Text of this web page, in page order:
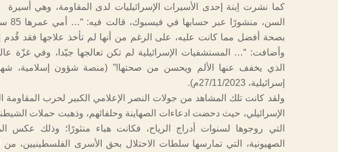
كما نشرت اِبنة إحدى الأسيرات الإسرائيليات لدى المقاومة، وهي
السن،
بصحة أفضل مما كانت عليه، على الرغم من أنها لم تأخذ علاجها فقد قُدم
وأضافت: “… المستشفيات الإسرائيلية لم تكن تعالجها جيّدا، وفي غزّة
الذي يخفف عنها الألم ويحسن من صحتها!” (منصة شؤون إسلامية،
إسرائيلية، 27/11/2023م).
ولقد كانت تلك المشاهد من جولات النصر الإعلامي الكبير لحرب المقاومة
الإسرائيلي، حيث دحضت ادعاءات الصهاينة وحلفائهم، وذهبت حملات
التي روجوها لسنوات أدراج الرياح، فكانت هباء منثورًا؛ وذلك عكس
الصهيونية، التي تمارسها سلطات الاحتلال بحق الأسرى الفلسطينيين، من